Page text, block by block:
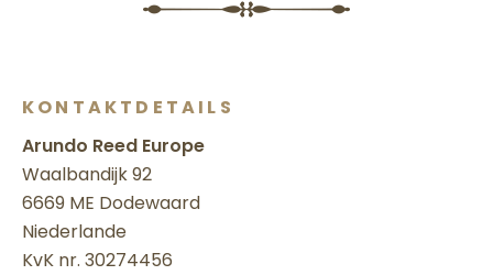
KONTAKTDETAILS
Arundo Reed Europe
Waalbandijk 92
6669 ME Dodewaard
Niederlande
KvK nr. 30274456